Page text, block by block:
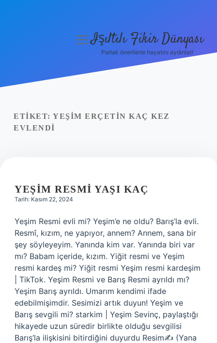
Yasal Uyarı
menüyüIşıltılı Fikir Dünyası
Parlak önerilerle hayatını aydınlat!
ETIKET: YEŞIM ERÇETIN KAÇ KEZ
EVLENDI
YEŞIM RESMI YAŞI KAÇ
Tarih: Kasım 22, 2024
Yeşim Resmi evli mi? Yeşim’e ne oldu? Barış’la evli.
Resmî, kızım, ne yapıyor, annem? Annem, sana bir
şey söyleyeyim. Yanında kim var. Yanında biri var
mı? Babam içeride, kızım. Yiğit resmi ve Yeşim
resmi kardeş mi? Yiğit resmi Yeşim resmi kardeşim
| TikTok. Yeşim Resmi ve Barış Resmi ayrıldı mı?
Yeşim Barış ayrıldı. Umarım kendimi ifade
edebilmişimdir. Sesimizi artık duyun! Yeşim ve
Barış sevgili mi? starkim | Yeşim Sevinç, paylaştığı
hikayede uzun süredir birlikte olduğu sevgilisi
Barış’la ilişkisini bitirdiğini duyurdu Resim✍️ (Yana